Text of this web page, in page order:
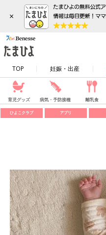
×
TOP 妊娠・出産
育児グッズ 病気・予防接種 離乳食
ひよこクラブ アプリ